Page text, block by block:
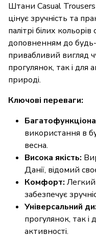
Штани Casual Trousers
цінує зручність та
палітрі білих
доповненням до
привабливий вигляд
прогулянок, так і для
природі.
Ключові переваги:
використання в
весна.
Висока якість:
Данії, відомий
Комфорт:
забезпечує
Універсальний
прогулянок, так і
активності.